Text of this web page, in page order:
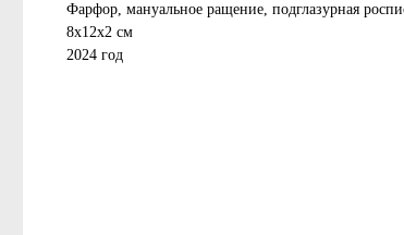
Фарфор, мануальное ращение, подглазурная
8х12х2 см
2024 год